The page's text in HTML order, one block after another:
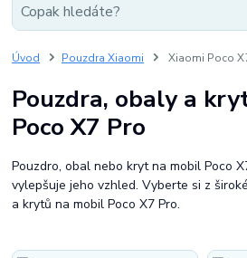
Úvod Pouzdra Xiaomi Xiaomi Poco
Pouzdra, obaly a
Poco X7 Pro
Pouzdro, obal nebo kryt na mobil Poco
vylepšuje jeho vzhled. Vyberte si z
a krytů na mobil Poco X7 Pro.